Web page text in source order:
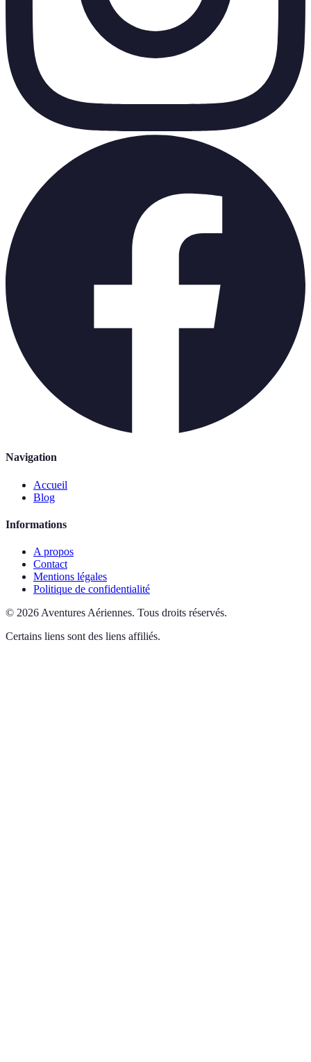
Navigation
Accueil
Blog
Informations
A propos
Contact
Mentions légales
Politique de confidentialité
© 2026 Aventures Aériennes. Tous droits réservés.
Certains liens sont des liens affiliés.